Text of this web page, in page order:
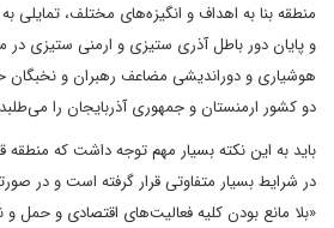
منطقه بنا به اهداف و انگیزه‌های مختلف، تمایلی
و پایان دور باطل آذری ستیزی و ارمنی ستیزی در
هوشیاری و دوراندیشی مضاعف رهبران و نخبگان
دو کشور ارمنستان و جمهوری آذربایجان را
باید به این نکته بسیار مهم توجه داشت که
در شرایط بسیار متفاوتی قرار گرفته است و در
«بلا مانع بودن کلیه فعالیت‌های اقتصادی و حمل